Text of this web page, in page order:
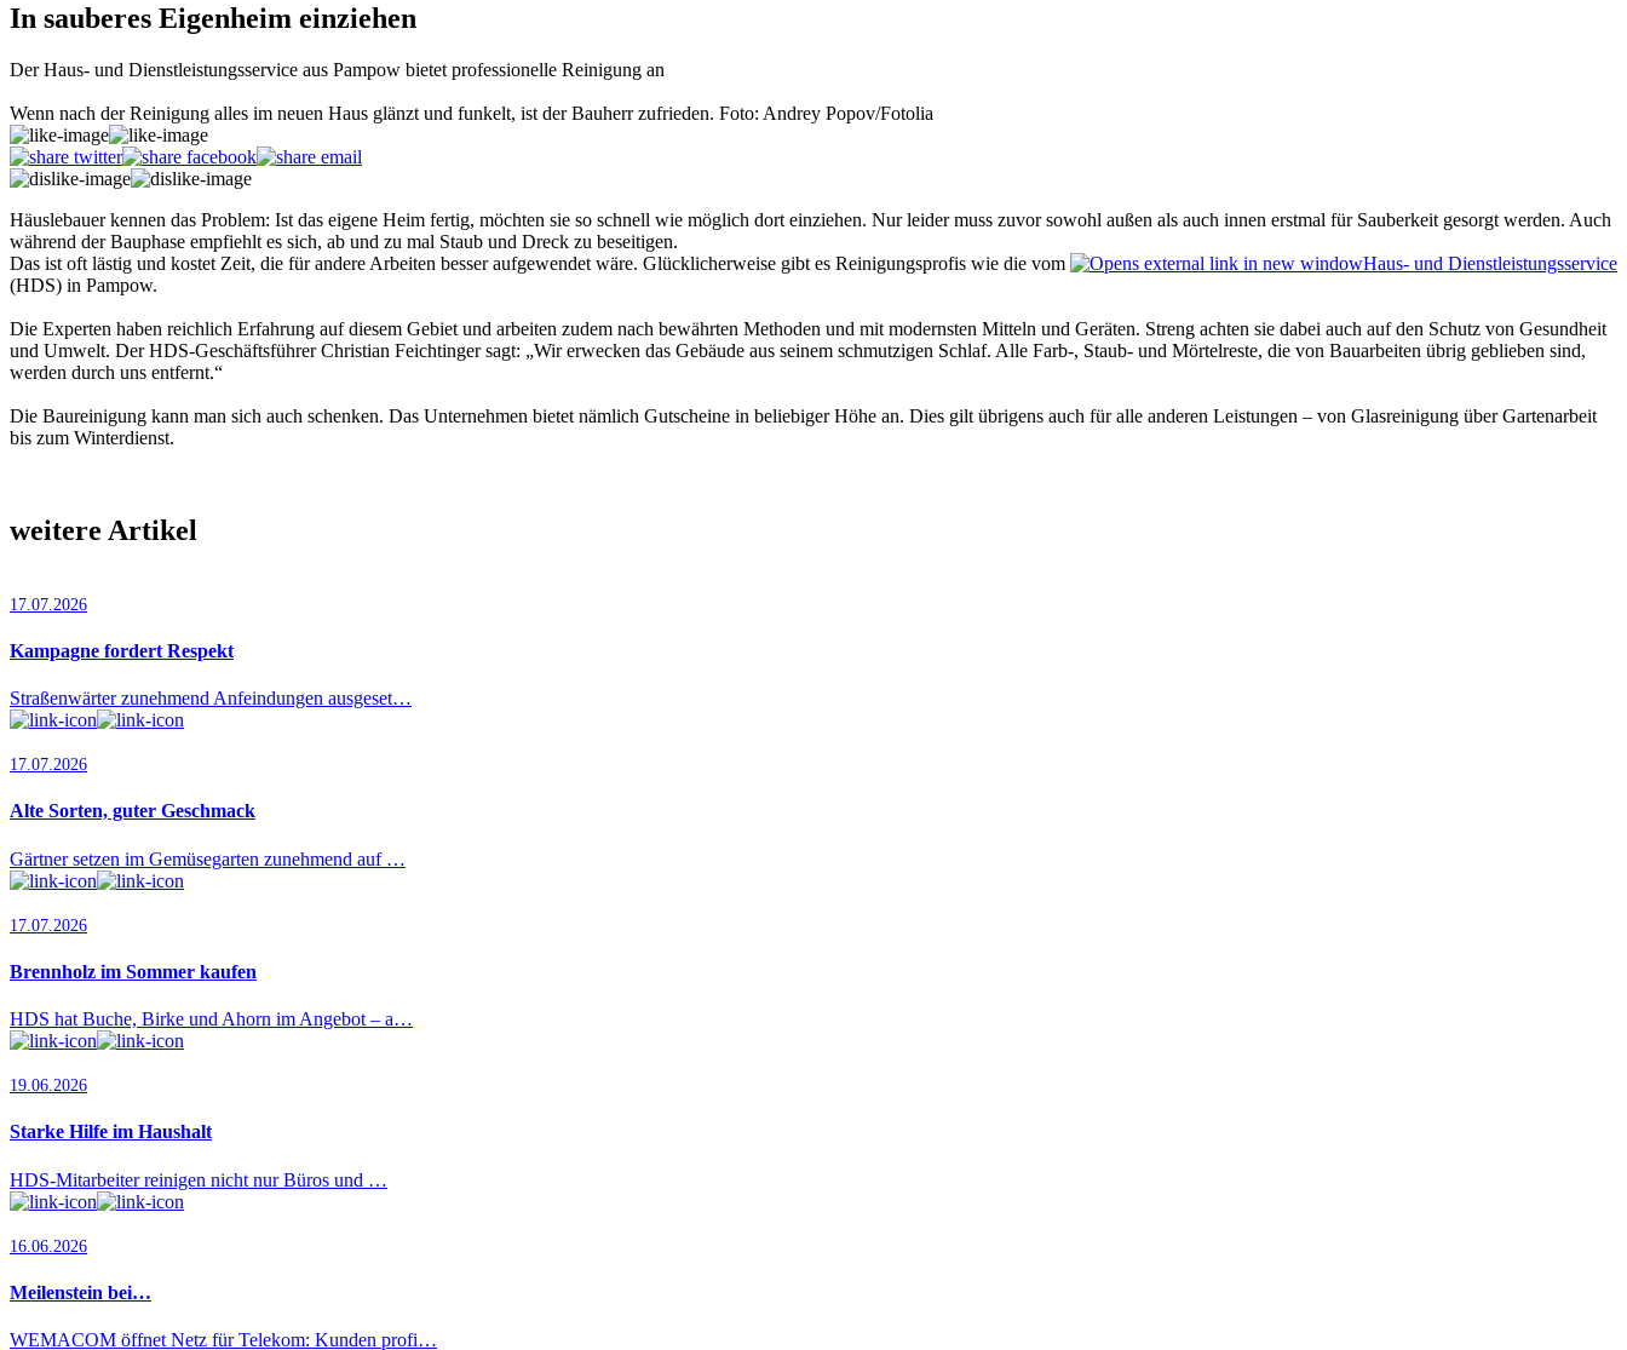
In sauberes Eigenheim einziehen
Der Haus- und Dienstleistungsservice aus Pampow bietet professionelle Reinigung an
Wenn nach der Reinigung alles im neuen Haus glänzt und funkelt, ist der Bauherr zufrieden. Foto: Andrey Popov/Fotolia
Häuslebauer kennen das Problem: Ist das eigene Heim fertig, möchten sie so schnell wie möglich dort einziehen. Nur leider muss zuvor sowohl außen als auch innen erstmal für Sauberkeit gesorgt werden. Auch
während der Bauphase empfiehlt es sich, ab und zu mal Staub und Dreck zu beseitigen.
Das ist oft lästig und kostet Zeit, die für andere Arbeiten besser aufgewendet wäre. Glücklicherweise gibt es Reinigungsprofis wie die vom
Haus- und Dienstleistungsservice
(HDS) in Pampow.
Die Experten haben reichlich Erfahrung auf diesem Gebiet und arbeiten zudem nach bewährten Methoden und mit modernsten Mitteln und Geräten. Streng achten sie dabei auch auf den Schutz von Gesundheit
und Umwelt. Der HDS-Geschäftsführer Christian Feichtinger sagt: „Wir erwecken das Gebäude aus seinem schmutzigen Schlaf. Alle Farb-, Staub- und Mörtelreste, die von Bauarbeiten übrig geblieben sind,
werden durch uns entfernt.“
Die Baureinigung kann man sich auch schenken. Das Unternehmen bietet nämlich Gutscheine in beliebiger Höhe an. Dies gilt übrigens auch für alle anderen Leistungen – von Glasreinigung über Gartenarbeit
bis zum Winterdienst.
weitere Artikel
17.07.2026
Kampagne fordert Respekt
Straßenwärter zunehmend Anfeindungen ausgeset…
17.07.2026
Alte Sorten, guter Geschmack
Gärtner setzen im Gemüsegarten zunehmend auf …
17.07.2026
Brennholz im Sommer kaufen
HDS hat Buche, Birke und Ahorn im Angebot – a…
19.06.2026
Starke Hilfe im Haushalt
HDS-Mitarbeiter reinigen nicht nur Büros und …
16.06.2026
Meilenstein bei…
WEMACOM öffnet Netz für Telekom: Kunden profi…